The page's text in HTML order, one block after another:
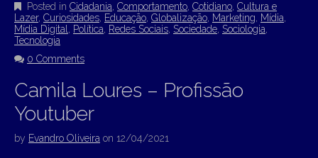
Posted in Cidadania, Comportamento, Cotidiano, Cultura e
Lazer, Curiosidades, Educação, Globalização, Marketing, Mídia,
Mídia Digital, Política, Redes Sociais, Sociedade, Sociologia,
Tecnologia
0 Comments
Camila Loures – Profissão
Youtuber
by Evandro Oliveira on 12/04/2021